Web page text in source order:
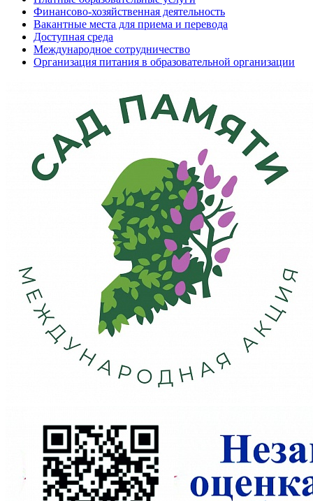
Финансово-хозяйственная деятельность
Вакантные места для приема и перевода
Доступная среда
Международное сотрудничество
Организация питания в образовательной организации